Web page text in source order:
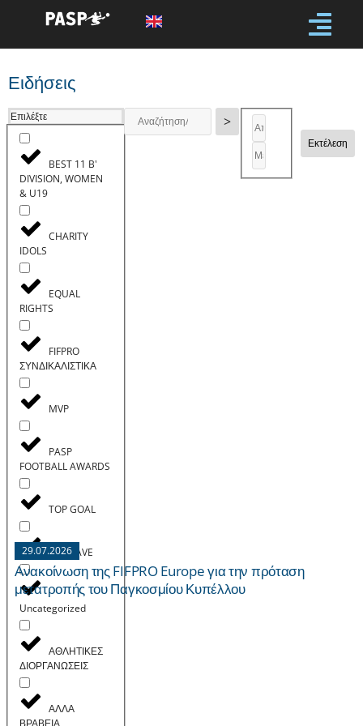
Ειδήσεις
Επιλέξτε
BEST 11 B'
DIVISION, WOMEN
& U19
CHARITY
IDOLS
EQUAL
RIGHTS
FIFPRO
ΣΥΝΔΙΚΑΛΙΣΤΙΚΑ
MVP
PASP
FOOTBALL AWARDS
TOP GOAL
TOP SAVE
Uncategorized
ΑΘΛΗΤΙΚΕΣ
ΔΙΟΡΓΑΝΩΣΕΙΣ
ΑΛΛΑ
ΒΡΑΒΕΙΑ
Εκτέλεση
>
29.07.2026
Ανακοίνωση της FIFPRO Europe για την πρόταση
μετατροπής του Παγκοσμίου Κυπέλλου